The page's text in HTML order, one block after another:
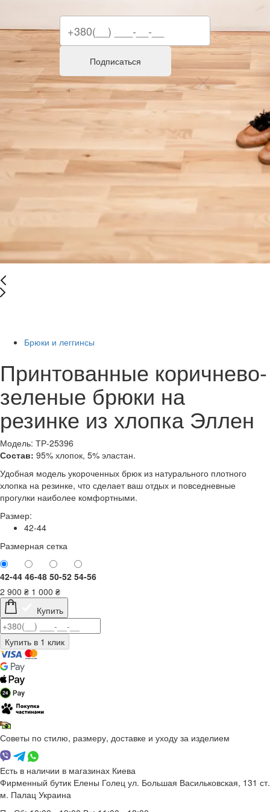
Брюки и леггинсы
Принтованные коричнево-
зеленые брюки на
резинке из хлопка Эллен
Модель: ТР-25396
Состав: 95% хлопок, 5% эластан.
Удобная модель укороченных брюк из натурального плотного
хлопка на резинке, что сделает ваш отдых и повседневные
прогулки наиболее комфортными.
Размер:
42-44
Размерная сетка
42-44 46-48 50-52 54-56
2 900 ₴ 1 000 ₴
Купить
Советы по стилю, размеру, доставке и уходу за изделием
Есть в наличии в магазинах Киева
Фирменный бутик Елены Голец ул. Большая Васильковская, 131 ст.
м. Палац Украина
Подписаться